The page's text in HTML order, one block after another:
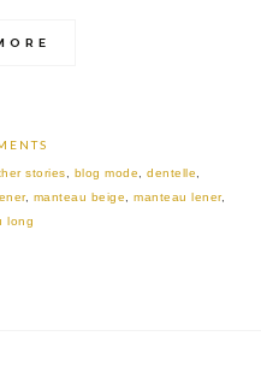
stories blog mode ,dentelle
, manteau beige ,manteau lener,
long